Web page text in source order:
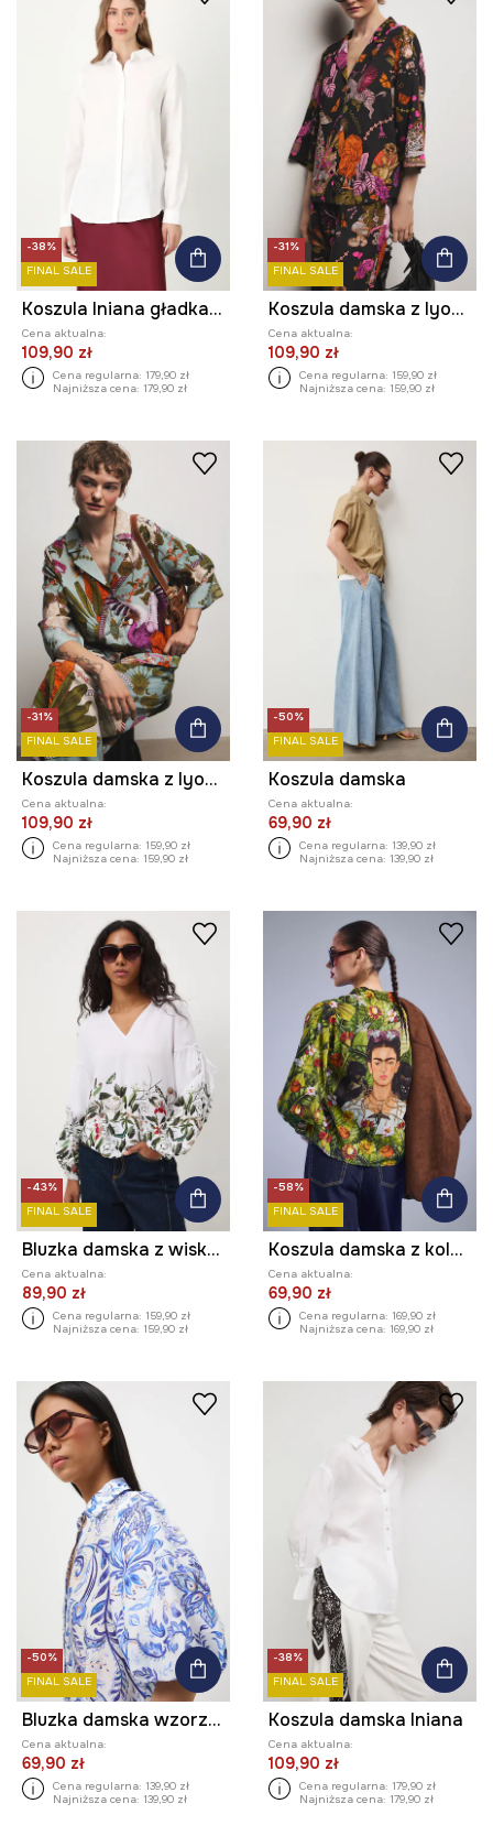
-38%
FINAL SALE
Koszula lniana gładka kolor biały
Cena aktualna:
109,90 zł
Cena regularna: 179,90 zł
Najniższa cena: 179,90 zł
-31%
FINAL SALE
Koszula damska z lyocellem z kolekcji Ilona Tambor x Medicine
Cena aktualna:
109,90 zł
Cena regularna: 159,90 zł
Najniższa cena: 159,90 zł
-31%
FINAL SALE
Koszula damska z lyocellem z kolekcji Ilona Tambor x Medicine
Cena aktualna:
109,90 zł
Cena regularna: 159,90 zł
Najniższa cena: 159,90 zł
-50%
FINAL SALE
Koszula damska
Cena aktualna:
69,90 zł
Cena regularna: 139,90 zł
Najniższa cena: 139,90 zł
-43%
FINAL SALE
Bluzka damska z wiskozy
Cena aktualna:
89,90 zł
Cena regularna: 159,90 zł
Najniższa cena: 159,90 zł
-58%
FINAL SALE
Koszula damska z kolekcji Frida
Cena aktualna:
69,90 zł
Cena regularna: 169,90 zł
Najniższa cena: 169,90 zł
-50%
FINAL SALE
Bluzka damska wzorzysta z lyocellem
Cena aktualna:
69,90 zł
Cena regularna: 139,90 zł
Najniższa cena: 139,90 zł
-38%
FINAL SALE
Koszula damska lniana
Cena aktualna:
109,90 zł
Cena regularna: 179,90 zł
Najniższa cena: 179,90 zł